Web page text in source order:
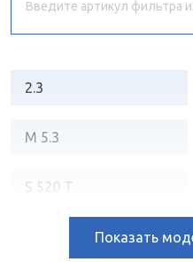
2.3
M 5.3
S 520 T
Показать